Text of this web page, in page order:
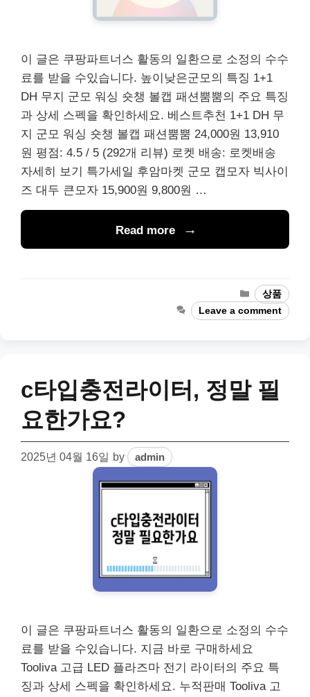
이 글은 쿠팡파트너스 활동의 일환으로 소정의 수수
료를 받을 수있습니다. 높이낮은군모의 특징 1+1
DH 무지 군모 워싱 숏챙 볼캡 패션뿜뿜의 주요 특징
과 상세 스펙을 확인하세요. 베스트추천 1+1 DH 무
지 군모 워싱 숏챙 볼캡 패션뿜뿜 24,000원 13,910
원 평점: 4.5 / 5 (292개 리뷰) 로켓 배송: 로켓배송
자세히 보기 특가세일 후암마켓 군모 캡모자 빅사이
즈 대두 큰모자 15,900원 9,800원 …
Read more
Categories
상품
Leave a comment
c타입충전라이터, 정말 필
요한가요?
2025년 04월 16일 by admin
이 글은 쿠팡파트너스 활동의 일환으로 소정의 수수
료를 받을 수있습니다. 지금 바로 구매하세요
Tooliva 고급 LED 플라즈마 전기 라이터의 주요 특
징과 상세 스펙을 확인하세요. 누적판매 Tooliva 고